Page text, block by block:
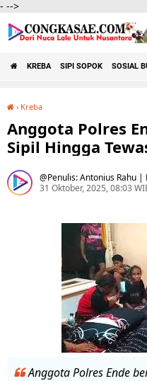
- -->
KREBA SIPI SOPOK SOSIAL
› Kreba
Anggota Polres
Sipil Hingga
Penulis: Antonius Rahu |
31 Oktober, 2025, 08:03
Anggota Polres Ende